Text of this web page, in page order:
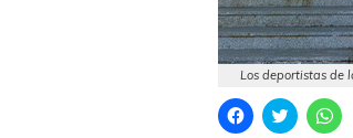
Los deportistas de
H
a
H
a
H
a